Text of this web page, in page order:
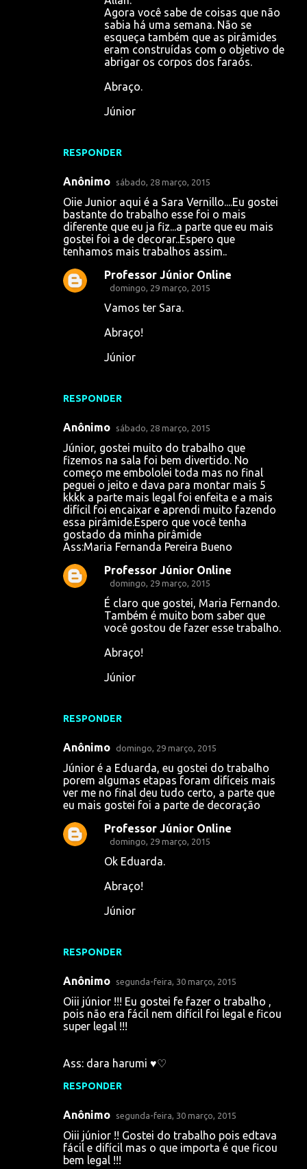
RESPONDER
Agora você sabe de coisas que não
sabia há uma semana. Não se
esqueça também que as pirâmides
eram construídas com o objetivo de
abrigar os corpos dos faraós.
Abraço.
Júnior
Anônimo sábado, 28 março, 2015
Oiie Junior aqui é a Sara Vernillo....Eu gostei
bastante do trabalho esse foi o mais
diferente que eu ja fiz...a parte que eu mais
gostei foi a de decorar..Espero que
tenhamos mais trabalhos assim..
RESPONDER
Professor Júnior Online
domingo, 29 março, 2015
Vamos ter Sara.
Abraço!
Júnior
Anônimo sábado, 28 março, 2015
Júnior, gostei muito do trabalho que
fizemos na sala foi bem divertido. No
começo me embololei toda mas no final
peguei o jeito e dava para montar mais 5
kkkk a parte mais legal foi enfeita e a mais
difícil foi encaixar e aprendi muito fazendo
essa pirâmide.Espero que você tenha
gostado da minha pirâmide
Ass:Maria Fernanda Pereira Bueno
RESPONDER
Professor Júnior Online
domingo, 29 março, 2015
É claro que gostei, Maria Fernando.
Também é muito bom saber que
você gostou de fazer esse trabalho.
Abraço!
Júnior
Anônimo domingo, 29 março, 2015
Júnior é a Eduarda, eu gostei do trabalho
porem algumas etapas foram difíceis mais
ver me no final deu tudo certo, a parte que
eu mais gostei foi a parte de decoração
RESPONDER
Professor Júnior Online
domingo, 29 março, 2015
Ok Eduarda.
Abraço!
Júnior
Anônimo segunda-feira, 30 março, 2015
Oiii júnior !!! Eu gostei fe fazer o trabalho ,
pois não era fácil nem difícil foi legal e ficou
super legal !!!
Ass: dara harumi ♥♡
RESPONDER
Anônimo segunda-feira, 30 março, 2015
Oiii júnior !! Gostei do trabalho pois edtava
fácil e difícil mas o que importa é que ficou
bem legal !!!